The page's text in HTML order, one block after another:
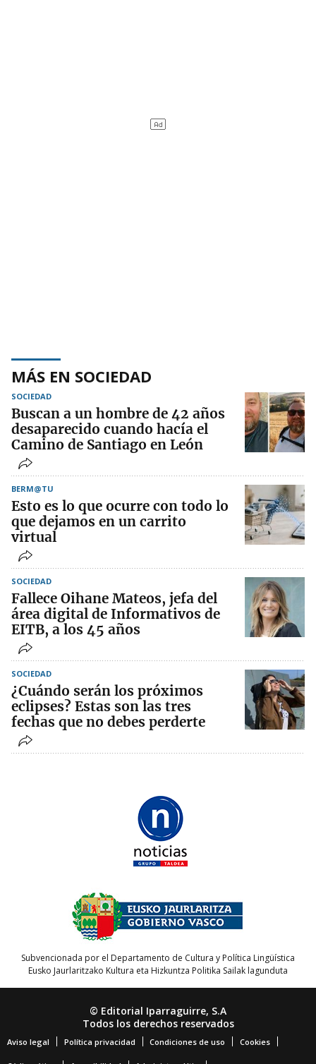
MÁS EN SOCIEDAD
SOCIEDAD
Buscan a un hombre de 42 años
desaparecido cuando hacía el
Camino de Santiago en León
BERM@TU
Esto es lo que ocurre con todo lo
que dejamos en un carrito
virtual
SOCIEDAD
Fallece Oihane Mateos, jefa del
área digital de Informativos de
EITB, a los 45 años
SOCIEDAD
¿Cuándo serán los próximos
eclipses? Estas son las tres
fechas que no debes perderte
Subvencionada por el Departamento de Cultura y Política Lingüística
Eusko Jaurlaritzako Kultura eta Hizkuntza Politika Sailak lagunduta
© Editorial Iparraguirre, S.A
Todos los derechos reservados
Aviso legal Política privacidad Condiciones de uso Cookies